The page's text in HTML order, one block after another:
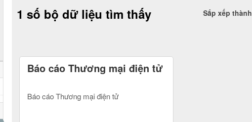
Sắp xếp thành
1 số bộ dữ liệu tìm thấy
Báo cáo Thương mại điện tử
Báo cáo Thương mại điện tử